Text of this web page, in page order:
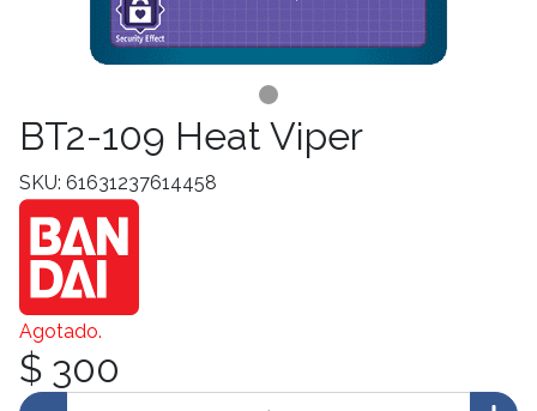
BT2-109 Heat Viper
SKU: 61631237614458
Agotado.
$ 300